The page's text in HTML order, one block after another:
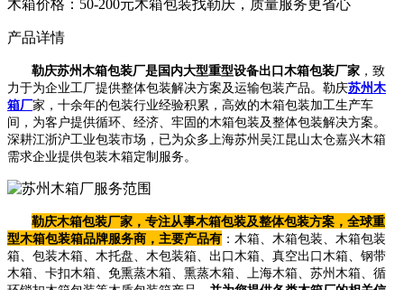
木箱价格：50-200元木箱包装找勒庆，质量服务更省心
产品详情
勒庆苏州木箱包装厂是国内大型重型设备出口木箱包装厂家 ，致
力于为企业工厂提供整体包装解决方案及运输包装产品。勒庆苏州木
箱厂家，十余年的包装行业经验积累，高效的木箱包装加工生产车
间，为客户提供循环、经济、牢固的木箱包装及整体包装解决方案。
深耕江浙沪工业包装市场，已为众多上海苏州吴江昆山太仓嘉兴木箱
需求企业提供包装木箱定制服务。
勒庆木箱包装厂家，专注从事木箱包装及整体包装方案，全球重
型木箱包装箱品牌服务商，主要产品有 ：木箱、木箱包装、木箱包装
箱、包装木箱、木托盘、木包装箱、出口木箱、真空出口木箱、钢带
木箱、卡扣木箱、免熏蒸木箱、熏蒸木箱、上海木箱、苏州木箱、循